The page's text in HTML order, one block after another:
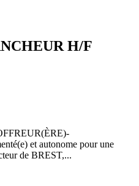
H/F
et autonome pour une
de BREST,...